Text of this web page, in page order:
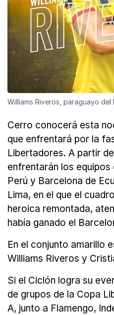
Williams Riveros, paraguayo del
Cerro conocerá esta
que enfrentará por la
Libertadores. A partir
enfrentarán los
Perú y Barcelona de
Lima, en el que el
heroica remontada,
había ganado el
En el conjunto amarillo
Williams Riveros y
Si el Ciclón logra su
de grupos de la Copa
A, junto a Flamengo,